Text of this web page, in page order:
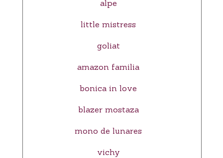
alpe
little mistress
goliat
amazon familia
bonica in love
blazer mostaza
mono de lunares
vichy